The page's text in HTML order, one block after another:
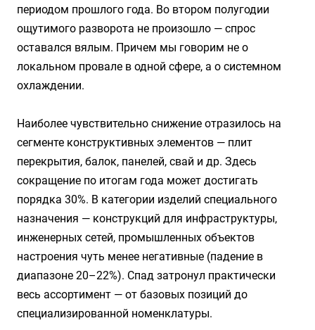
периодом прошлого года. Во втором полугодии
ощутимого разворота не произошло — спрос
оставался вялым. Причем мы говорим не о
локальном провале в одной сфере, а о системном
охлаждении.
Наиболее чувствительно снижение отразилось на
сегменте конструктивных элементов — плит
перекрытия, балок, панелей, свай и др. Здесь
сокращение по итогам года может достигать
порядка 30%. В категории изделий специального
назначения — конструкций для инфраструктуры,
инженерных сетей, промышленных объектов
настроения чуть менее негативные (падение в
диапазоне 20–22%). Спад затронул практически
весь ассортимент — от базовых позиций до
специализированной номенклатуры.